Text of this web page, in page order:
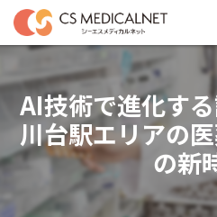
AI技術で進化す
川台駅エリアの
の新